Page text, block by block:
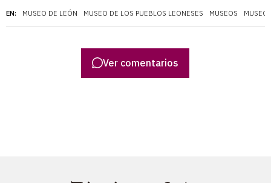
EN: MUSEO DE LEÓN MUSEO DE LOS PUEBLOS LEONESES MUSEOS MUSEO
Ver comentarios